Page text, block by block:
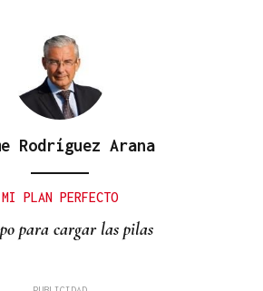
Rodríguez Arana
MI PLAN PERFECTO
para cargar las pilas